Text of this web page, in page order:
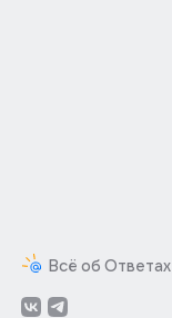
Всё об Ответах